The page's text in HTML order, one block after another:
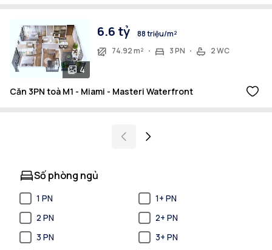
4
6.6 tỷ
88 triệu/m²
74.92 m²
3 PN 2 WC
Căn 3PN toà M1 - Miami - Masteri Waterfront
Số phòng ngủ
1 PN
1+ PN
2 PN
2+ PN
3 PN
3+ PN